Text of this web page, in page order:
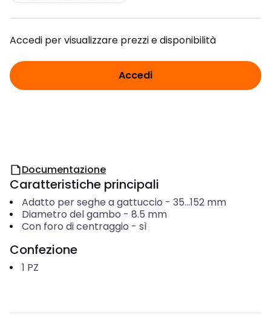
Accedi per visualizzare prezzi e disponibilità
Accedi
Documentazione
Caratteristiche principali
Adatto per seghe a gattuccio - 35...152 mm
Diametro del gambo - 8.5 mm
Con foro di centraggio - sì
Confezione
1 PZ